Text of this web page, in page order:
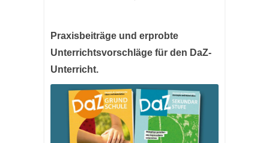
Praxisbeiträge und erprobte
Unterrichtsvorschläge für den DaZ-
Unterricht.